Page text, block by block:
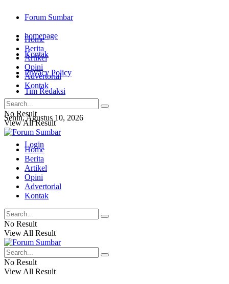
Forum Sumbar
homepage
Kontak
Privacy Policy
Tim Redaksi
Senin, Agustus 10, 2026
Login
Home
Berita
Artikel
Opini
Advertorial
Kontak
No Result
View All Result
Home
Berita
Artikel
Opini
Advertorial
Kontak
No Result
View All Result
No Result
View All Result